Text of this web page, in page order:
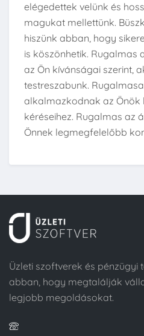
elégedettek velünk és
magukat mellettünk.
hiszünk abban, hogy
is köszönhetik. Rugalmas
az Ön kívánságai szerint,
testreszabunk.
alkalmazkodnak az Önök
kéréseihez. Rugalmas az
Önnek legmegfelelőbb
Üzleti szoftverek és
abban, hogy megtalálják
legjobb megoldásokat.